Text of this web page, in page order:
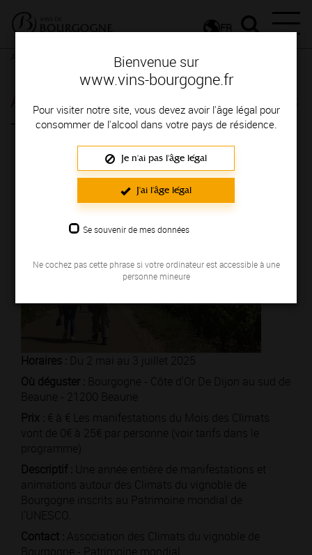
Bienvenue sur
www.vins-bourgogne.fr
Pour visiter notre site, vous devez avoir l'âge légal pour
consommer de l'alcool dans votre pays de résidence.
Je n'ai pas l'âge légal
J'ai l'âge légal
Se souvenir de mes données
Ne cochez pas cette phrase si votre ordinateur est accessible à une
personne mineure
FR
Rendez-vous
Année-anniversaire des Climats
- Beaune
Du 01 janvier au 31 décembre 2025
Horaires : Du 2 mai au 3 juillet 2025
Où déguster : Bourgogne - Côte d'Or De Dijon au sud de
Beaune - 21200 Beaune
Prix : € à € Les manifestations du Mois des Climats
vont de 0€ à 25€ par personne (voir tarifs dans le
programme)
Descriptif : Une année entière de manifestations et
animations autour des Climats du vignoble de
Bourgogne inscrits au Patrimoine mondial de
l'UNESCO.
Contact : Association des Climats du vignoble de
Bourgogne - Patrimoine mondial